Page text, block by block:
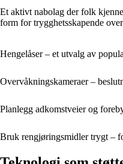
Et aktivt nabolag der folk
form for trygghetsskapende
Hengelåser – et utvalg av
Overvåkningskameraer –
Planlegg adkomstveier og
Bruk rengjøringsmidler trygt –